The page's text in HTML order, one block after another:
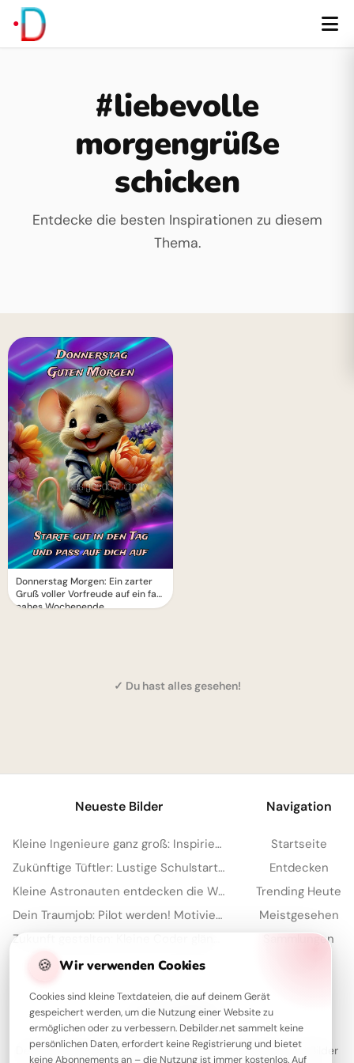
#liebevolle
morgengrüße
schicken
Entdecke die besten Inspirationen zu diesem
Thema.
Donnerstag Morgen: Ein zarter
Gruß voller Vorfreude auf ein fast
nahes Wochenende
✓ Du hast alles gesehen!
🍪 Wir verwenden Cookies
Cookies sind kleine Textdateien, die auf deinem Gerät
gespeichert werden, um die Nutzung einer Website zu
ermöglichen oder zu verbessern. Debilder.net sammelt keine
persönlichen Daten, erfordert keine Registrierung und bietet
keine Abonnements an – die Nutzung ist immer kostenlos. Auf
Neueste Bilder
Kleine Ingenieure ganz groß: Inspirierende Schulstart-Bilder für WhatsApp!
Zukünftige Tüftler: Lustige Schulstart-Grüße für Facebook
Kleine Astronauten entdecken die Welt: Schulstart-Bilder für YouTube
Dein Traumjob: Pilot werden! Motivierende Bilder für YouTube
Navigation
Startseite
Entdecken
Trending Heute
Meistgesehen
Sammlungen
Über Debilder
Debilder ist deine Plattform für die schönsten Grüße und Bilder